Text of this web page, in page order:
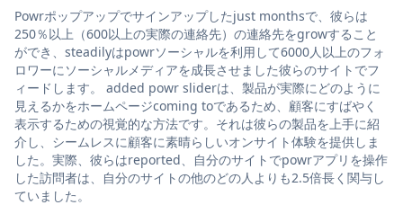
Powrポップアップでサインアップしたjust monthsで、彼らは
250％以上（600以上の実際の連絡先）の連絡先をgrowすること
ができ、steadilyはpowrソーシャルを利用して6000人以上のフォ
ロワーにソーシャルメディアを成長させました彼らのサイトでフ
ィードします。 added powr sliderは、製品が実際にどのように
見えるかをホームページcoming toであるため、顧客にすばやく
表示するための視覚的な方法です。それは彼らの製品を上手に紹
介し、シームレスに顧客に素晴らしいオンサイト体験を提供しま
した。実際、彼らはreported、自分のサイトでpowrアプリを操作
した訪問者は、自分のサイトの他のどの人よりも2.5倍長く関与し
ていました。